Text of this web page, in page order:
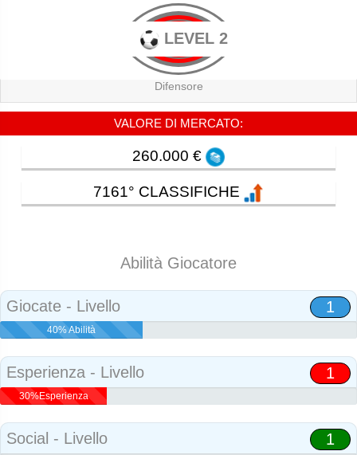
LEVEL 2
Difensore
VALORE DI MERCATO:
260.000 €
7161° CLASSIFICHE
Abilità Giocatore
Giocate - Livello 1
40% Abilità
Esperienza - Livello 1
30%Esperienza
Social - Livello 1